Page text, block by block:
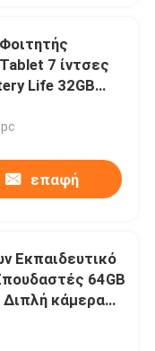
7 ίντσες
Life 32GB
+ 5MP
CM90 Πράσινο
επαφή
Εκπαιδευτικό
64GB
Διπλή κάμερα